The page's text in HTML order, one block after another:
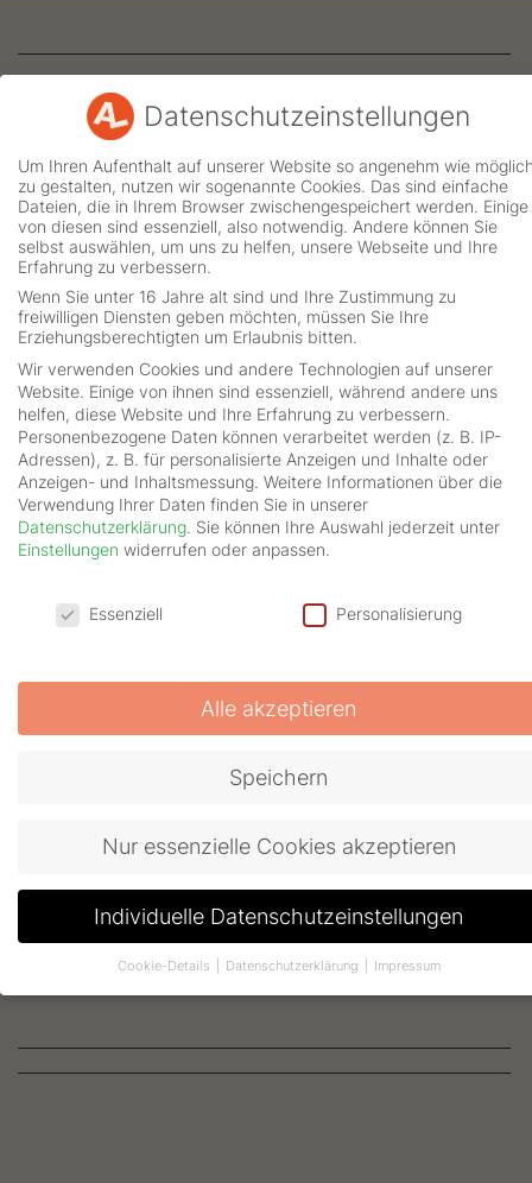
MEHR ERFAHREN
MEHR ERFAHREN
Datenschutzeinstellungen
Um Ihren Aufenthalt auf unserer Website so angenehm wie
zu gestalten, nutzen wir sogenannte Cookies. Das sind einfache
Dateien, die in Ihrem Browser zwischengespeichert werden. Einige
von diesen sind essenziell, also notwendig. Andere können Sie
selbst auswählen, um uns zu helfen, unsere Webseite und Ihre
Erfahrung zu verbessern.
Wenn Sie unter 16 Jahre alt sind und Ihre Zustimmung zu
freiwilligen Diensten geben möchten, müssen Sie Ihre
Erziehungsberechtigten um Erlaubnis bitten.
Wir verwenden Cookies und andere Technologien auf unserer
Website. Einige von ihnen sind essenziell, während andere uns
helfen, diese Website und Ihre Erfahrung zu verbessern.
Personenbezogene Daten können verarbeitet werden (z. B. IP-
Adressen), z. B. für personalisierte Anzeigen und Inhalte oder
Anzeigen- und Inhaltsmessung. Weitere Informationen über die
Verwendung Ihrer Daten finden Sie in unserer
Datenschutzerklärung. Sie können Ihre Auswahl jederzeit unter
Einstellungen widerrufen oder anpassen.
Essenziell
Personalisierung
Alle akzeptieren
Speichern
Nur essenzielle Cookies akzeptieren
Individuelle Datenschutzeinstellungen
Cookie-Details Datenschutzerklärung Impressum
Individuelle Einstellungen
Wenn Sie unter 16 Jahre alt sind und Ihre Zustimmung zu
freiwilligen Diensten geben möchten, müssen Sie Ihre